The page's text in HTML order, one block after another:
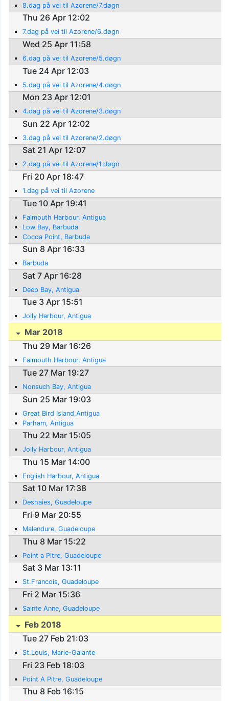
8.dag på vei til Azorene/7.døgn
Thu 26 Apr 12:02
7.dag på vei til Azorene/6.døgn
Wed 25 Apr 11:58
6.dag på vei til Azorene/5.døgn
Tue 24 Apr 12:03
5.dag på vei til Azorene/4.døgn
Mon 23 Apr 12:01
4.dag på vei til Azorene/3.døgn
Sun 22 Apr 12:02
3.dag på vei til Azorene/2.døgn
Sat 21 Apr 12:07
2.dag på vei til Azorene/1.døgn
Fri 20 Apr 18:47
1.dag på vei til Azorene
Tue 10 Apr 19:41
Falmouth Harbour, Antigua
Low Bay, Barbuda
Cocoa Point, Barbuda
Sun 8 Apr 16:33
Barbuda
Sat 7 Apr 16:28
Deep Bay, Antigua
Tue 3 Apr 15:51
Jolly Harbour, Antigua
Mar 2018
Thu 29 Mar 16:26
Falmouth Harbour, Antigua
Tue 27 Mar 19:27
Nonsuch Bay, Antigua
Sun 25 Mar 19:03
Great Bird Island,Antigua
Parham, Antigua
Thu 22 Mar 15:05
Jolly Harbour, Antigua
Thu 15 Mar 14:00
English Harbour, Antigua
Sat 10 Mar 17:38
Deshaies, Guadeloupe
Fri 9 Mar 20:55
Malendure, Guadeloupe
Thu 8 Mar 15:22
Point a Pitre, Guadeloupe
Sat 3 Mar 13:11
St.Francois, Guadeloupe
Fri 2 Mar 15:36
Sainte Anne, Guadeloupe
Feb 2018
Tue 27 Feb 21:03
St.Louis, Marie-Galante
Fri 23 Feb 18:03
Point A Pitre, Guadeloupe
Thu 8 Feb 16:15